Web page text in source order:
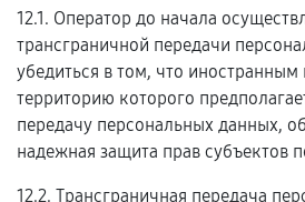
12.1. Оператор до начала
трансграничной передачи
убедиться в том, что иностранным
территорию которого
передачу персональных данных,
надежная защита прав субъектов
12.2. Трансграничная передача